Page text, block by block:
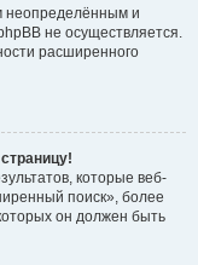
неопределённым и
не осуществляется.
расширенного
которые веб-
поиск», более
он должен быть